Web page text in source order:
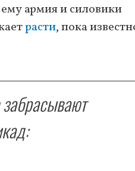
армия и силовики
расти, пока